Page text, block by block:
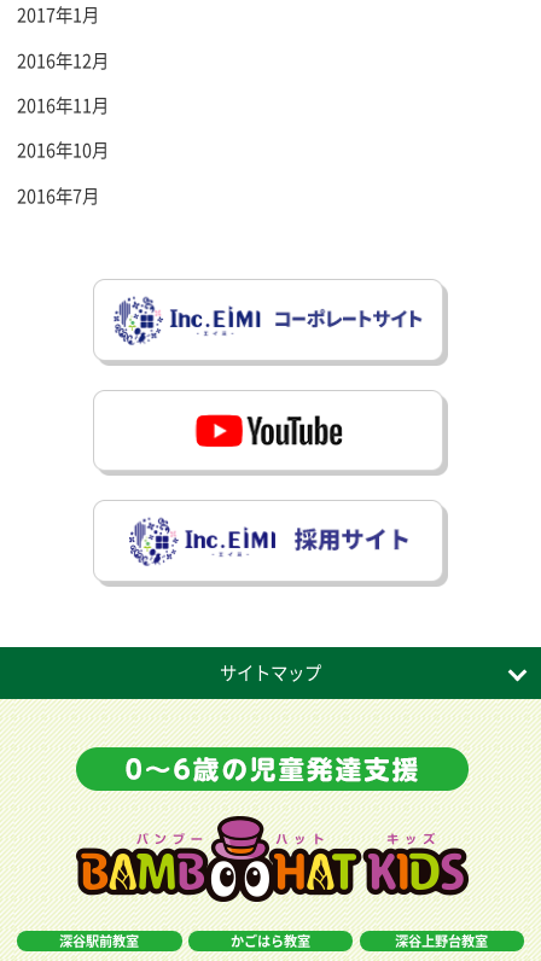
2017年1月
2016年12月
2016年11月
2016年10月
2016年7月
サイトマップ
深谷駅前教室 かごはら教室 深谷上野台教室